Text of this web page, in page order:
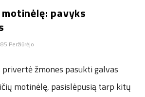
pavyks
85 Peržiūrėjo
privertė žmones pasukti galvas
motinėlę, pasislėpusią tarp kitų